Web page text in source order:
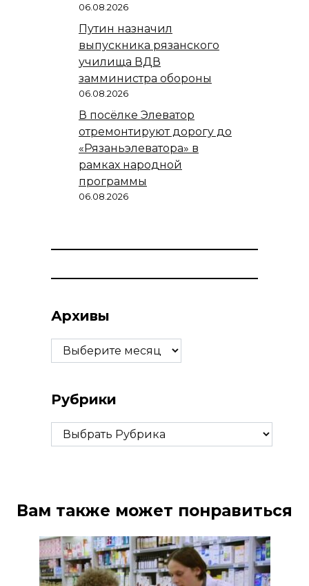
06.08.2026
Путин назначил
выпускника рязанского
училища ВДВ
замминистра обороны
06.08.2026
В посёлке Элеватор
отремонтируют дорогу до
«Рязаньэлеватора» в
рамках народной
программы
06.08.2026
Архивы
Архивы
Рубрики
Рубрики
Вам также может понравиться